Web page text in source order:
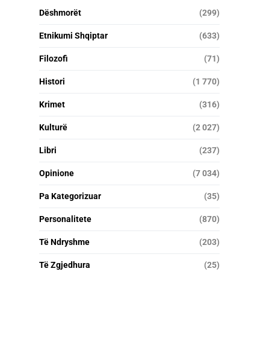
Dëshmorët (299)
Etnikumi Shqiptar (633)
Filozofi (71)
Histori (1 770)
Krimet (316)
Kulturë (2 027)
Libri (237)
Opinione (7 034)
Pa Kategorizuar (35)
Personalitete (870)
Të Ndryshme (203)
Të Zgjedhura (25)